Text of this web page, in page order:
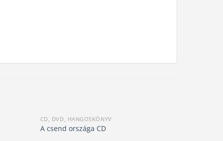
CD, DVD, HANGOSKÖNYV
A csend országa CD